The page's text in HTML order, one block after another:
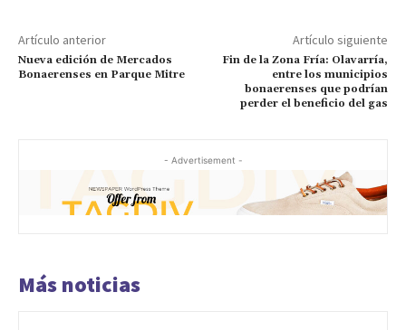
Artículo anterior
Nueva edición de Mercados
Bonaerenses en Parque Mitre
Artículo siguiente
Fin de la Zona Fría: Olavarría,
entre los municipios
bonaerenses que podrían
perder el beneficio del gas
- Advertisement -
Más noticias